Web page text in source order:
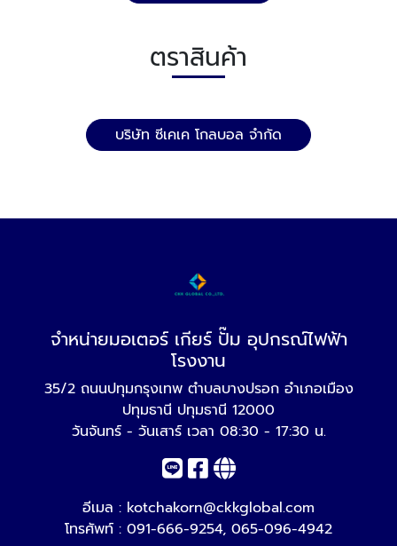
ตราสินค้า
บริษัท ซีเคเค โกลบอล จำกัด
จำหน่ายมอเตอร์ เกียร์ ปั๊ม อุปกรณ์ไฟฟ้า
โรงงาน
35/2 ถนนปทุมกรุงเทพ ตำบลบางปรอก อำเภอเมือง
ปทุมธานี ปทุมธานี 12000
วันจันทร์ - วันเสาร์ เวลา 08:30 - 17:30 น.
อีเมล : kotchakorn@ckkglobal.com
โทรศัพท์ : 091-666-9254, 065-096-4942